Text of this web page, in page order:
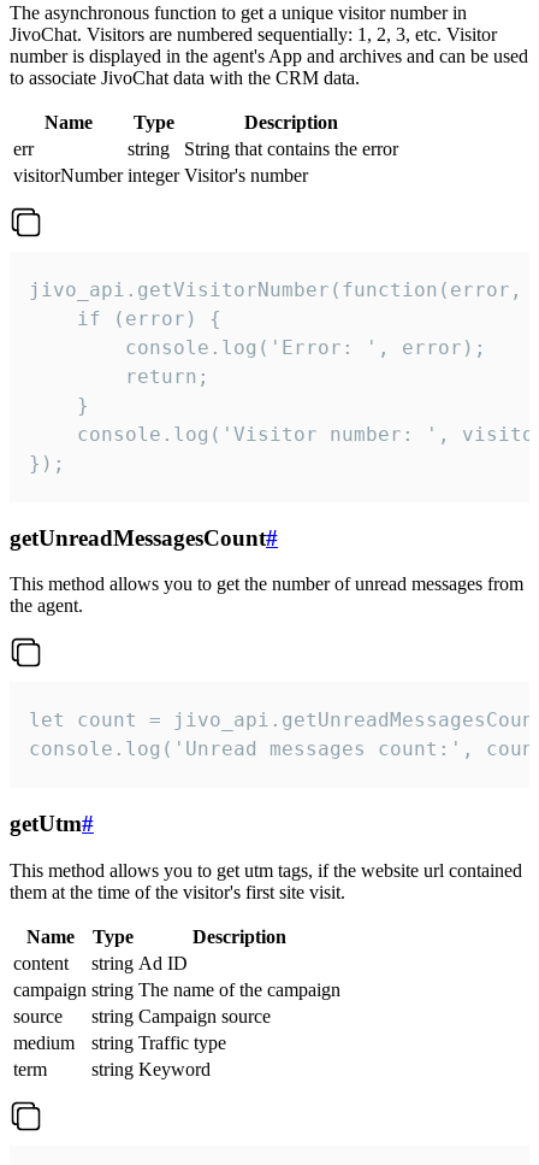
The asynchronous function to get a unique visitor number in
JivoChat. Visitors are numbered sequentially: 1, 2, 3, etc. Visitor
number is displayed in the agent's App and archives and can be used
to associate JivoChat data with the CRM data.
Name Type
Description
err
string
String that contains the error
visitorNumber integer Visitor's number
jivo_api.getVisitorNumber(function(error,
    if (error) {
        console.log('Error: ', error);
        return;
    }
console.log('Visitor number: ',
});
getUnreadMessagesCount#
This method allows you to get the number of unread messages from
the agent.
let count =
console.log('Unread messages count:',
getUtm#
This method allows you to get utm tags, if the website url contained
them at the time of the visitor's first site visit.
Name Type
Description
content
string Ad ID
campaign string The name of the campaign
source
string Campaign source
medium
string Traffic type
term
string Keyword